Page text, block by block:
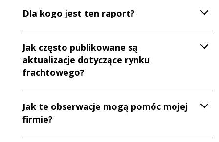
Dla kogo jest ten raport?
Jak często publikowane są
aktualizacje dotyczące rynku
frachtowego?
Jak te obserwacje mogą pomóc mojej
firmie?